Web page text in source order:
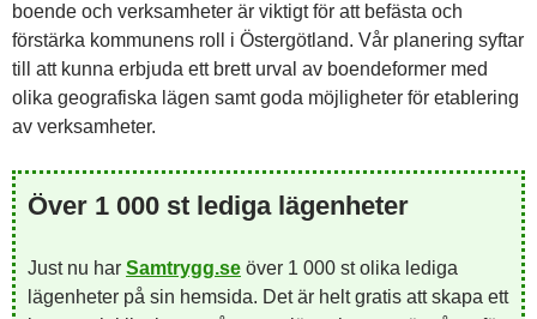
boende och verksamheter är viktigt för att befästa och
förstärka kommunens roll i Östergötland. Vår planering syftar
till att kunna erbjuda ett brett urval av boendeformer med
olika geografiska lägen samt goda möjligheter för etablering
av verksamheter.
Över 1 000 st lediga lägenheter
Just nu har Samtrygg.se över 1 000 st olika lediga
lägenheter på sin hemsida. Det är helt gratis att skapa ett